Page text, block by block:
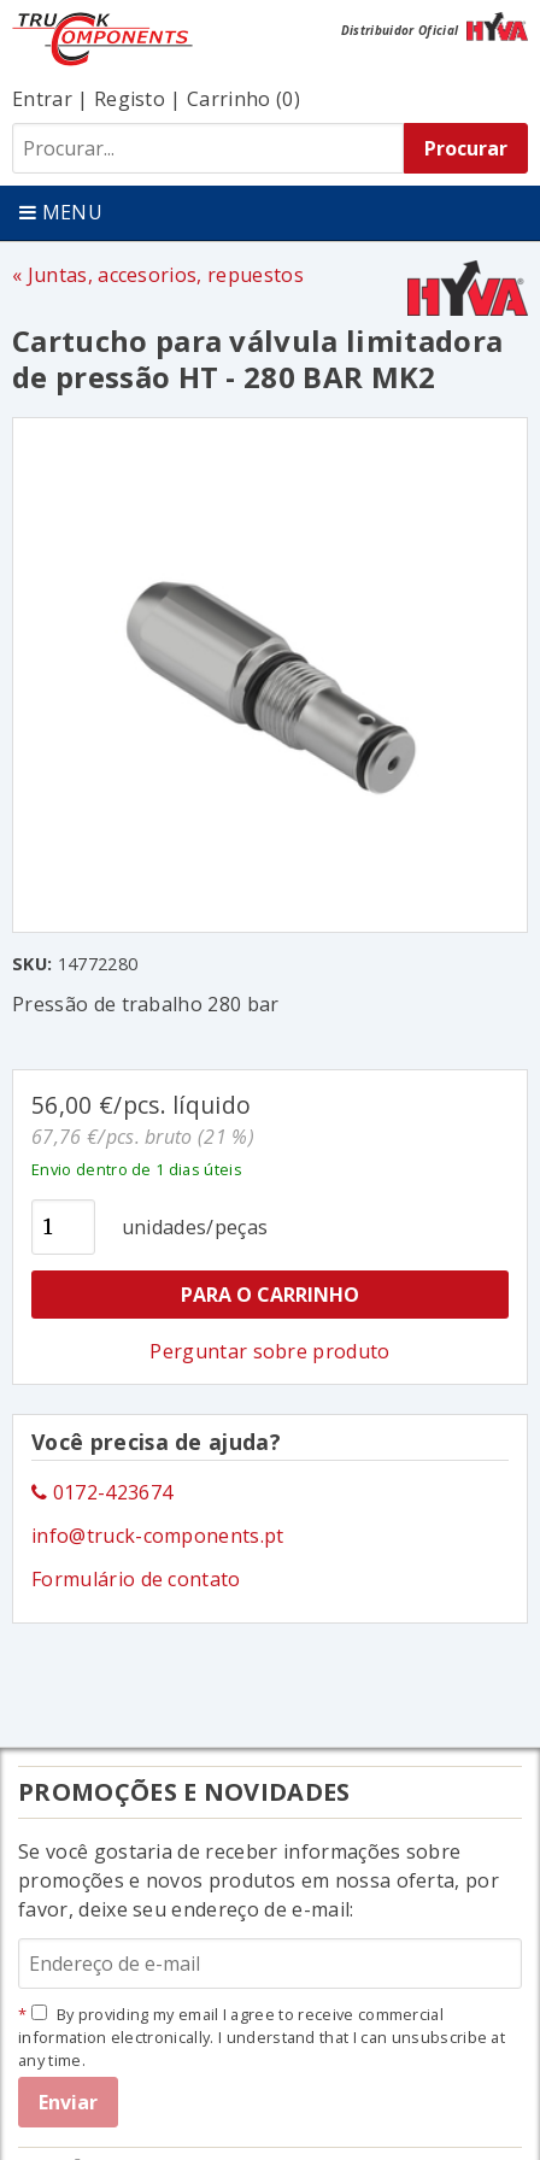
Distribuidor Oficial
Entrar| Registo |Carrinho (0)
MENU
Juntas, accesorios, repuestos
Cartucho para válvula limitadora
de pressão HT - 280 BAR MK2
SKU: 14772280
Pressão de trabalho 280 bar
56,00 €/pcs. líquido
67,76 €/pcs. bruto (21 %)
Envio dentro de 1 dias úteis
unidades/peças
PARA O CARRINHO
Perguntar sobre produto
Você precisa de ajuda?
0172-423674
info@truck-components.pt
Formulário de contato
PROMOÇÕES E NOVIDADES
Se você gostaria de receber informações sobre
promoções e novos produtos em nossa oferta, por
favor, deixe seu endereço de e-mail:
By providing my email I agree to receive commercial
information electronically. I understand that I can unsubscribe at
any time.